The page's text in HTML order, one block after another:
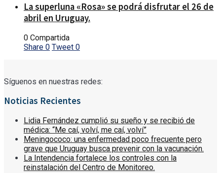
La superluna «Rosa» se podrá disfrutar el 26 de
abril en Uruguay.
0 Compartida
Share 0 Tweet 0
Síguenos en nuestras redes:
Noticias Recientes
Lidia Fernández cumplió su sueño y se recibió de
médica: “Me caí, volví, me caí, volví”
Meningococo: una enfermedad poco frecuente pero
grave que Uruguay busca prevenir con la vacunación.
La Intendencia fortalece los controles con la
reinstalación del Centro de Monitoreo.